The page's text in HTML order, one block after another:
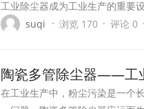
工业除尘器成为工业生产的重要
suqi · 浏览 170 · 评论 0 ·
陶瓷多管除尘器——工
在工业生产中，粉尘污染是一个